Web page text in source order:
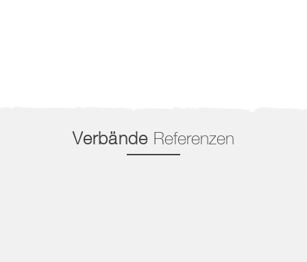
Verbände Referenzen